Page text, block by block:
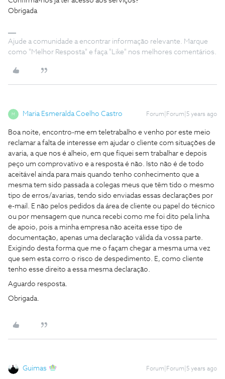
Obrigada
Ajude a comunidade a encontrar informação relevante. Marque
como "Melhor Resposta" e faça "Like" nos melhores comentários.
M Maria Esmeralda Coelho Castro Forum|Forum|5 years ago
Boa noite, encontro-me em teletrabalho e venho por este meio
reclamar a falta de interesse em ajudar o cliente com situações de
avaria, a que nos é alheio, em que fiquei sem trabalhar e depois
peço um comprovativo e a resposta é não. Isto não é de todo
aceitável ainda para mais quando tenho conhecimento que a
mesma tem sido passada a colegas meus que têm tido o mesmo
tipo de erros/avarias, tendo sido enviadas essas declarações por
e-mail. E não pelos pedidos da área de cliente ou papel do técnico
ou por mensagem que nunca recebi como me foi dito pela linha
de apoio, pois a minha empresa não aceita esse tipo de
documentação, apenas uma declaração válida da vossa parte.
Exigindo desta forma que me o façam chegar a mesma uma vez
que sem esta corro o risco de despedimento. E, como cliente
tenho esse direito a essa mesma declaração.
Aguardo resposta.
Obrigada.
Guimas Forum|Forum|5 years ago